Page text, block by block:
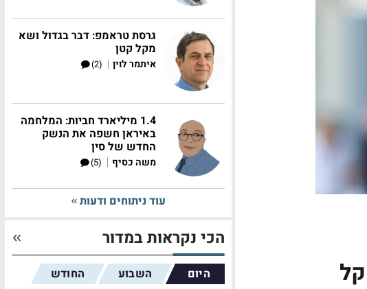
גרסת טראמפ: דבר בגדול ושא
מקל קטן
איתמר לוין |
(2)
1.4 מיליארד חביות: המלחמה
באיראן חשפה את הנשק
החדש של סין
משה כסיף |
(5)
עוד ניתוחים ודעות
הכי נקראות במדור
היום השבוע החודש